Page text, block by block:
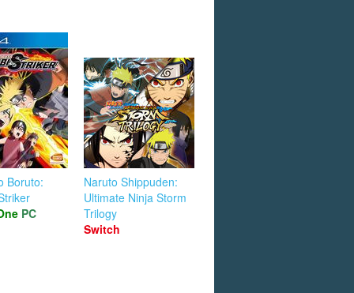
Boruto:
PC
Naruto Shippuden:
Ultimate Ninja Storm
Trilogy
Switch